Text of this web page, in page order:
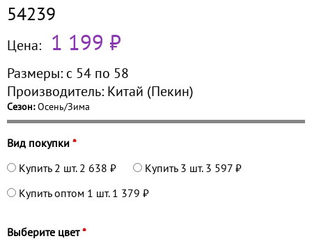
54239
Цена: 1 199 ₽
Размеры: с 54 по 58
Производитель: Китай (Пекин)
Сезон:Осень/Зима
Вид покупки *
Купить 2 шт. 2 638 ₽ Купить 3 шт. 3 597 ₽
Купить оптом 1 шт. 1 379 ₽
Выберите цвет*